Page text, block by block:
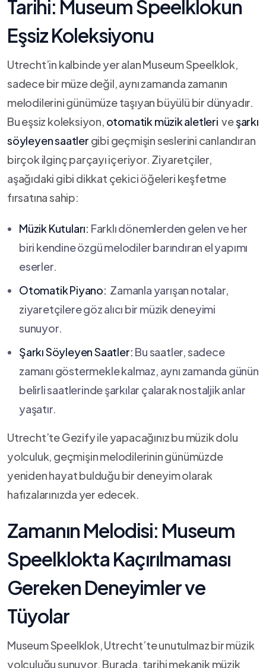
Tarihi: Museum Speelklokun
Eşsiz Koleksiyonu
Utrecht’in kalbinde yer alan Museum Speelklok,
sadece bir⁤ müze değil, aynı zamanda zamanın
melodilerini günümüze taşıyan büyülü bir dünyadır.
‍Bu⁤ eşsiz ‍koleksiyon, otomatik müzik⁤ aletleri ‍ ve‍şarkı⁤
söyleyen saatler gibi geçmişin seslerini⁤ canlandıran
birçok ilginç parçayı⁤ içeriyor. Ziyaretçiler,
aşağıdaki gibi dikkat çekici öğeleri keşfetme
fırsatına sahip: ⁣
Müzik Kutuları: Farklı​ dönemlerden gelen ⁢ve ​her⁢
biri kendine ⁤özgü‍ melodiler barındıran el​ yapımı
eserler.
Otomatik‌ Piyano: ⁣ Zamanla yarışan notalar,⁣
ziyaretçilere göz ⁢alıcı ⁢bir müzik⁢ deneyimi
sunuyor.
Şarkı ​Söyleyen Saatler: Bu saatler, sadece
zamanı göstermekle‍ kalmaz, aynı zamanda⁤ günün
belirli saatlerinde ⁤şarkılar çalarak nostaljik ​anlar
yaşatır.
Utrecht’te Gezify ile yapacağınız bu müzik dolu
yolculuk,​ geçmişin melodilerinin günümüzde
yeniden hayat bulduğu​ bir‌ deneyim olarak
‍hafızalarınızda⁣ yer edecek.
Zamanın Melodisi: Museum
Speelklokta Kaçırılmaması
Gereken Deneyimler ve
Tüyolar
Museum Speelklok, Utrecht’te unutulmaz bir müzik
yolculuğu sunuyor. Burada, tarihi mekanik müzik ​